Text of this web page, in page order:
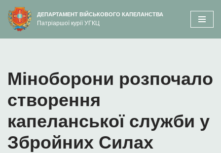
вмісту
Перейти
до
ДЕПАРТАМЕНТ ВІЙСЬКОВОГО КАПЕЛАНСТВА
Патріаршої курії УГКЦ
Міноборони розпочало
створення
капеланської служби у
Збройних Силах